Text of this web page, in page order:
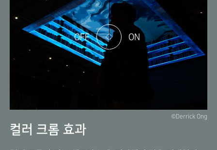
이
동
OFF ON
©Derrick Ong
컬러 크롬 효과